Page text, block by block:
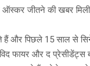
जीतने की खबर
हैं और पिछले 15 साल से
फायर और द प्रेसीडेंट्स